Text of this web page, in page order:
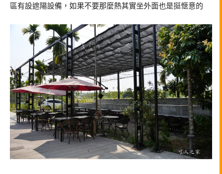
區有設遮陽設備，如果不要那麼熱其實坐外面也是挺愜意的